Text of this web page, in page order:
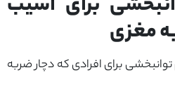
مغزی
توانبخشی برای افرادی که دچار ضربه